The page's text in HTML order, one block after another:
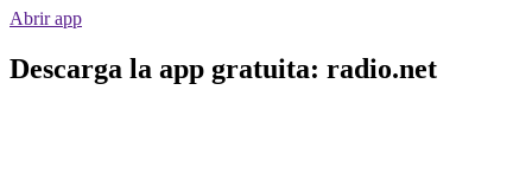
Abrir app
Descarga la app gratuita: radio.net